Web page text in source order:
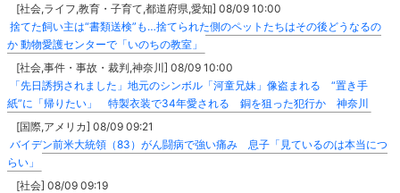
[社会,ライフ,教育・子育て,都道府県,愛知] 08/09 10:00
捨てた飼い主は“書類送検”も…捨てられた側のペットたちはその後どうなるの
か 動物愛護センターで「いのちの教室」
[社会,事件・事故・裁判,神奈川] 08/09 10:00
「先日誘拐されました」地元のシンボル「河童兄妹」像盗まれる “置き手
紙”に「帰りたい」 特製衣装で34年愛される 銅を狙った犯行か 神奈川
[国際,アメリカ] 08/09 09:21
バイデン前米大統領（83）がん闘病で強い痛み 息子「見ているのは本当につ
らい」
[社会] 08/09 09:19